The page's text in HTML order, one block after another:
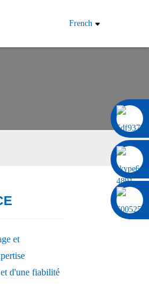
French
et
d'une fiabilité